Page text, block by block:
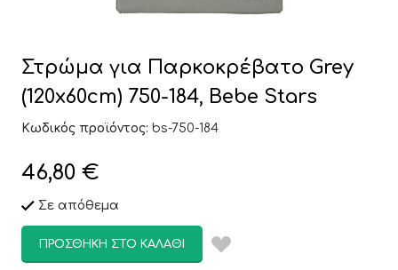
Στρώμα για Παρκοκρέβατο Grey
(120x60cm) 750-184, Bebe Stars
Κωδικός προϊόντος: bs-750-184
46,80 €
Σε απόθεμα
ΠΡΟΣΘΉΚΗ ΣΤΟ ΚΑΛΆΘΙ